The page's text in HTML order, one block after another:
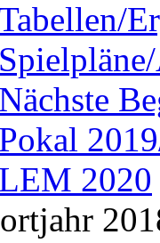
Nächste
Pokal
LEM 2020